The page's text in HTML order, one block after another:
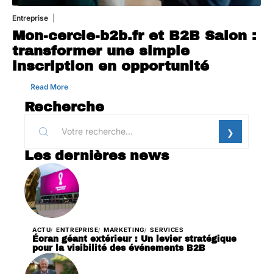
Entreprise
Mon-cercle-b2b.fr et B2B Salon :
transformer une simple
inscription en opportunité
Read More
Recherche
Les dernières news
ACTU ENTREPRISE MARKETING SERVICES
Écran géant extérieur : Un levier stratégique
pour la visibilité des événements B2B